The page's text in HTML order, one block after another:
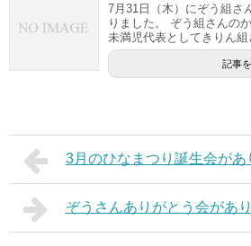
7月31日（木）にぞう組さ
りました。 ぞう組さんの
未満児代表としてきりん
記事
3月のひなまつり誕生会があ
ぞうさんありがとう会があ